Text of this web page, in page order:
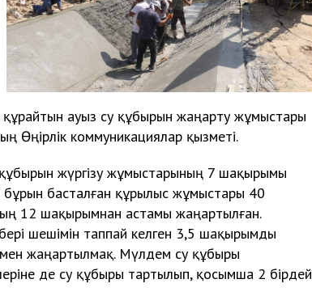
ауыз су құбырын жаңарту жұмыстары
Өңірлік коммуникациялар қызметі.
жүргізу жұмыстарының 7 шақырымы
бұрын басталған құрылыс жұмыстары 40
12 шақырымнан астамы жаңартылған.
шешімін таппай келген 3,5 шақырымды
жаңартылмақ. Мүлдем су құбыры
де су құбыры тартылып, қосымша 2 бірдей